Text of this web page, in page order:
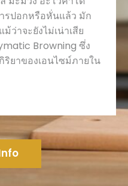
รปอกหรือหั่นแล้ว มัก
ว่าจะยังไม่เน่าเสีย
Browning ซึ่ง
ริยาของเอนไซม์ภายใน